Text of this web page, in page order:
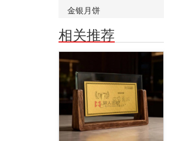
金银月饼
相关推荐